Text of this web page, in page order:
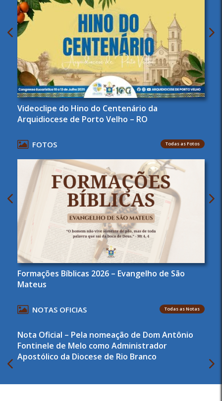
Videoclipe do Hino do Centenário da
Arquidiocese de Porto Velho – RO
FOTOS Todas as Fotos
Formações Bíblicas 2026 – Evangelho de São
Mateus
NOTAS OFICIAS Todas as Notas
Nota Oficial – Pela nomeação de Dom Antônio
Fontinele de Melo como Administrador
Apostólico da Diocese de Rio Branco